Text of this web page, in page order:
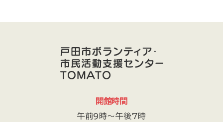
開館時間
午前9時～午後7時